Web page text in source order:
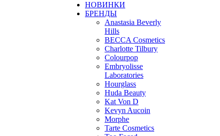
НОВИНКИ
БРЕНДЫ
Anastasia Beverly
Hills
BECCA Cosmetics
Charlotte Tilbury
Colourpop
Embryolisse
Laboratories
Hourglass
Huda Beauty
Kat Von D
Kevyn Aucoin
Morphe
Tarte Cosmetics